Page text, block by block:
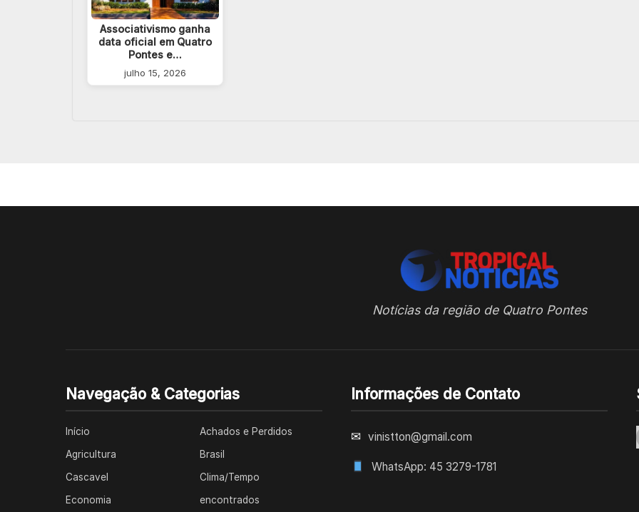
Associativismo ganha
data oficial em Quatro
Pontes e…
julho 15, 2026
Notícias da região de Quatro Pontes
Navegação & Categorias
Início
Achados e Perdidos
Agricultura
Brasil
Cascavel
Clima/Tempo
Economia
encontrados
Informações de Contato
✉ vinistton@gmail.com
WhatsApp: 45 3279-1781